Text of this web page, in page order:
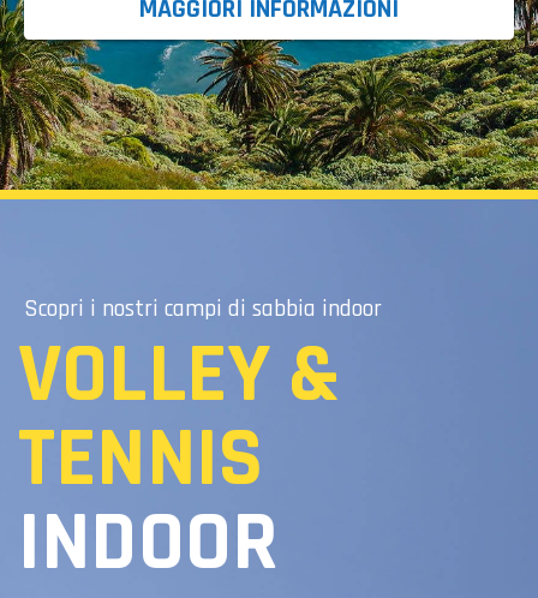
MAGGIORI INFORMAZIONI
Scopri i nostri campi di sabbia indoor
VOLLEY &
TENNIS
INDOOR